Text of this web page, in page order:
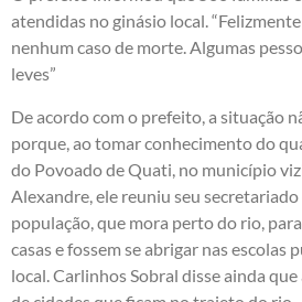
atendidas no ginásio local.
nenhum caso de morte. Algumas
leves”
De acordo com o prefeito, a situação
porque, ao tomar conhecimento do
do Povoado de Quati, no município
Alexandre, ele reuniu seu
população, que mora perto do rio,
casas e fossem se abrigar nas escolas
local. Carlinhos Sobral disse ainda